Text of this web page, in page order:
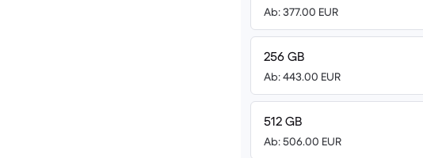
Ab: 377.00 EUR
256 GB
Ab: 443.00 EUR
512 GB
Ab: 506.00 EUR